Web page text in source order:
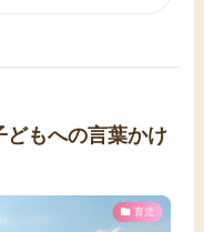
どもへの言葉かけ
育児